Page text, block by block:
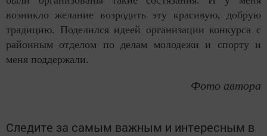
возникло желание возродить эту красивую, добрую
традицию. Поделился идеей организации конкурса с
районным отделом по делам молодежи и спорту и
меня поддержали.
Фото автора
Следите за самым важным и интересным в